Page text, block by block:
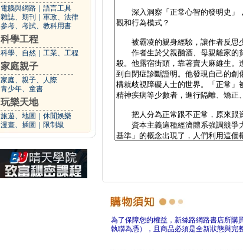
電腦與網路
語言工具
雜誌、期刊
軍政、法律
參考、考試、教科用書
科學工程
科學、自然 工業、工程
家庭親子
家庭、親子、人際
青少年、童書
玩樂天地
旅遊、地圖
休閒娛樂
漫畫、插圖
限制級
為了保障您的權益，新絲路網路書店所購
執聯為憑），且商品必須是全新狀態與完